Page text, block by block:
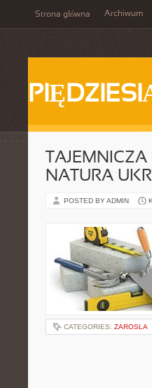
Strona główna Archiwum
NATURA
POSTED BY ADMIN
CATEGORIES: ZAROSLA